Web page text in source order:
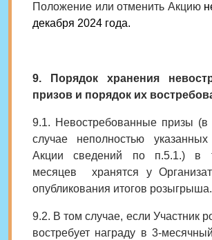
Положение или отменить Акцию
декабря 2024 года.
9. Порядок хранения
призов и порядок их
9.1. Невостребованные призы (в
случае неполностью указанных
Акции сведений по п.5.1.) в
месяцев хранятся у
опубликования итогов розыгрыша.
9.2. В том случае, если Участник
востребует награду в 3-